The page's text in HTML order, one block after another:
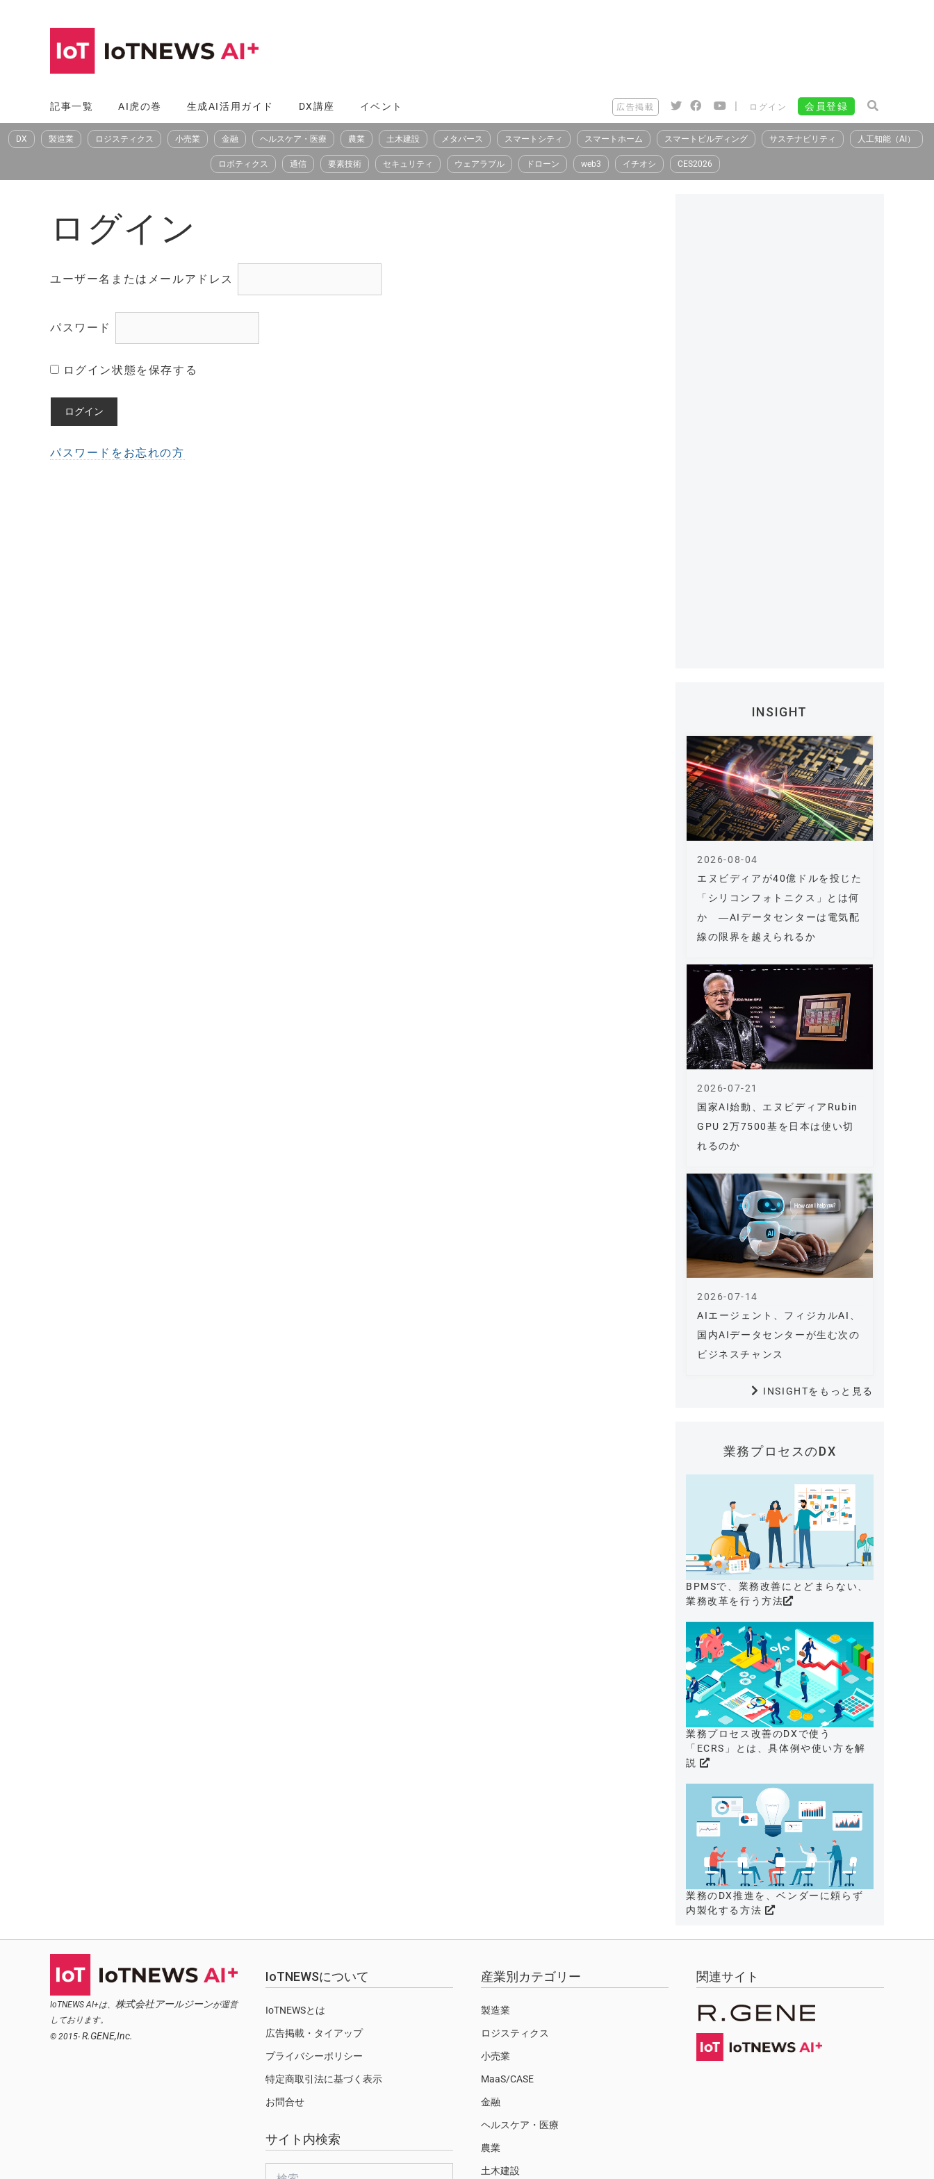
へ
ス
記事一覧 AI虎の巻 生成AI活用ガイド DX講座 イベント 広告掲載 | ログイン 会員登録
DX 製造業 ロジスティクス 小売業 金融 ヘルスケア・医療 農業 土木建設 メタバース スマートシティ スマートホーム スマートビルディング サステナビリティ 人工知能（AI）
ロボティクス 通信 要素技術 セキュリティ ウェアラブル ドローン web3 イチオシ CES2026
ログイン
ユーザー名またはメールアドレス
パスワード
ログイン状態を保存する
パスワードをお忘れの方
INSIGHT
エヌビディアが40億ドルを投じた
「シリコンフォトニクス」とは何
か ―AIデータセンターは電気配
線の限界を越えられるか
2026-08-04
国家AI始動、エヌビディアRubin
GPU 2万7500基を日本は使い切
れるのか
2026-07-21
AIエージェント、フィジカルAI、
国内AIデータセンターが生む次の
ビジネスチャンス
2026-07-14
INSIGHTをもっと見る
業務プロセスのDX
BPMSで、業務改善にとどまらない、
業務改革を行う方法
業務プロセス改善のDXで使う
「ECRS」とは、具体例や使い方を解
説
業務のDX推進を、ベンダーに頼らず
内製化する方法
IoTNEWS AI+は、 株式会社アールジーンが運営
しております。
© 2015- R.GENE,Inc.
IoTNEWSについて
IoTNEWSとは
広告掲載・タイアップ
プライバシーポリシー
特定商取引法に基づく表示
お問合せ
サイト内検索
産業別カテゴリー
製造業
ロジスティクス
小売業
MaaS/CASE
金融
ヘルスケア・医療
農業
土木建設
関連サイト